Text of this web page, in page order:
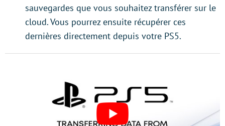
sauvegardes que vous souhaitez transférer sur le
cloud. Vous pourrez ensuite récupérer ces
dernières directement depuis votre PS5.